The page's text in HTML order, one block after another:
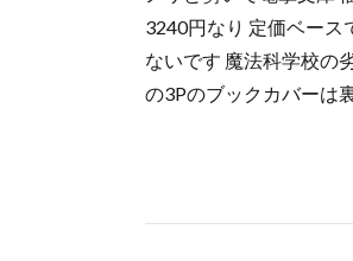
3240円なり 定価ベース
ないです 魔法科学校の
の3Pのブックカバーは